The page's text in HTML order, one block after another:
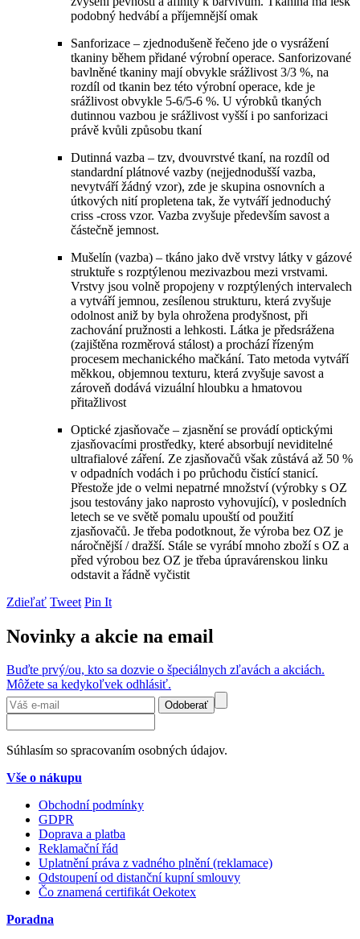
podobný hedvábí a příjemnější omak
Sanforizace – zjednodušeně řečeno jde o vysrážení
tkaniny během přidané výrobní operace. Sanforizované
bavlněné tkaniny mají obvykle srážlivost 3/3 %, na
rozdíl od tkanin bez této výrobní operace, kde je
srážlivost obvykle 5-6/5-6 %. U výrobků tkaných
dutinnou vazbou je srážlivost vyšší i po sanforizaci
právě kvůli způsobu tkaní
Dutinná vazba – tzv, dvouvrstvé tkaní, na rozdíl od
standardní plátnové vazby (nejjednodušší vazba,
nevytváří žádný vzor), zde je skupina osnovních a
útkových nití propletena tak, že vytváří jednoduchý
criss -cross vzor. Vazba zvyšuje především savost a
částečně jemnost.
Mušelín (vazba) – tkáno jako dvě vrstvy látky v gázové
struktuře s rozptýlenou mezivazbou mezi vrstvami.
Vrstvy jsou volně propojeny v rozptýlených intervalech
a vytváří jemnou, zesílenou strukturu, která zvyšuje
odolnost aniž by byla ohrožena prodyšnost, při
zachování pružnosti a lehkosti. Látka je předsrážena
(zajištěna rozměrová stálost) a prochází řízeným
procesem mechanického mačkání. Tato metoda vytváří
měkkou, objemnou texturu, která zvyšuje savost a
zároveň dodává vizuální hloubku a hmatovou
přitažlivost
Optické zjasňovače – zjasnění se provádí optickými
zjasňovacími prostředky, které absorbují neviditelné
ultrafialové záření. Ze zjasňovačů však zůstává až 50 %
v odpadních vodách i po průchodu čistící stanicí.
Přestože jde o velmi nepatrné množství (výrobky s OZ
jsou testovány jako naprosto vyhovující), v posledních
letech se ve světě pomalu upouští od použití
zjasňovačů. Je třeba podotknout, že výroba bez OZ je
náročnější / dražší. Stále se vyrábí mnoho zboží s OZ a
před výrobou bez OZ je třeba úpravárenskou linku
odstavit a řádně vyčistit
Zdieľať Tweet Pin It
Novinky a akcie na email
Buďte prvý/ou, kto sa dozvie o špeciálnych zľavách a akciách.
Môžete sa kedykoľvek odhlásiť.
Odoberať
Súhlasím so spracovaním osobných údajov.
Vše o nákupu
Obchodní podmínky
GDPR
Doprava a platba
Reklamační řád
Uplatnění práva z vadného plnění (reklamace)
Odstoupení od distanční kupní smlouvy
Čo znamená certifikát Oekotex
Poradna